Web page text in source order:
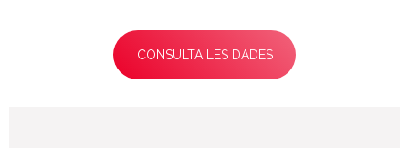
CONSULTA LES DADES